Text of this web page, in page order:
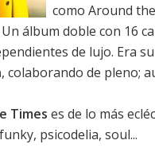
como Around
álbum doble con 16
de lujo. Era
, colaborando de pleno;
Times es de lo más
psicodelia, soul...